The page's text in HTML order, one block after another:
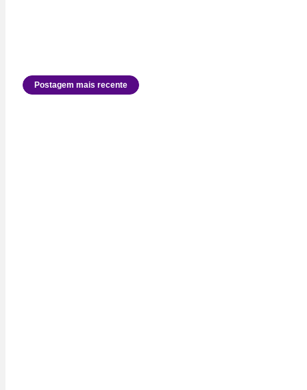
Postagem mais recente